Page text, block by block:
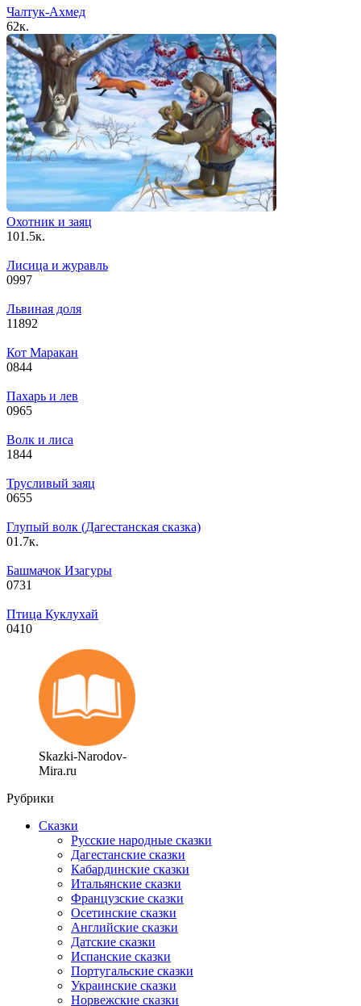
Чалтук-Ахмед
62к.
Охотник и заяц
101.5к.
Лисица и журавль
0997
Львиная доля
11892
Кот Маракан
0844
Пахарь и лев
0965
Волк и лиса
1844
Трусливый заяц
0655
Глупый волк (Дагестанская сказка)
01.7к.
Башмачок Изагуры
0731
Птица Куклухай
0410
Skazki-Narodov-
Mira.ru
Рубрики
Сказки
Русские народные сказки
Дагестанские сказки
Кабардинские сказки
Итальянские сказки
Французские сказки
Осетинские сказки
Английские сказки
Датские сказки
Испанские сказки
Португальские сказки
Украинские сказки
Норвежские сказки